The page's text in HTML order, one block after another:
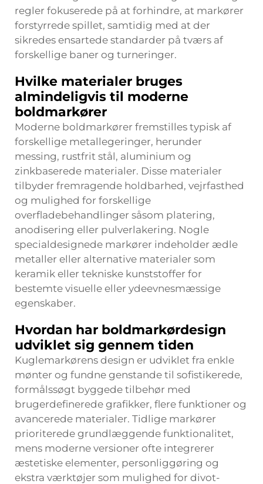
regler fokuserede på at forhindre, at markører
forstyrrede spillet, samtidig med at der
sikredes ensartede standarder på tværs af
forskellige baner og turneringer.
Hvilke materialer bruges
almindeligvis til moderne
boldmarkører
Moderne boldmarkører fremstilles typisk af
forskellige metallegeringer, herunder
messing, rustfrit stål, aluminium og
zinkbaserede materialer. Disse materialer
tilbyder fremragende holdbarhed, vejrfasthed
og mulighed for forskellige
overfladebehandlinger såsom platering,
anodisering eller pulverlakering. Nogle
specialdesignede markører indeholder ædle
metaller eller alternative materialer som
keramik eller tekniske kunststoffer for
bestemte visuelle eller ydeevnesmæssige
egenskaber.
Hvordan har boldmarkørdesign
udviklet sig gennem tiden
Kuglemarkørens design er udviklet fra enkle
mønter og fundne genstande til sofistikerede,
formålssøgt byggede tilbehør med
brugerdefinerede grafikker, flere funktioner og
avancerede materialer. Tidlige markører
prioriterede grundlæggende funktionalitet,
mens moderne versioner ofte integrerer
æstetiske elementer, personliggøring og
ekstra værktøjer som mulighed for divot-